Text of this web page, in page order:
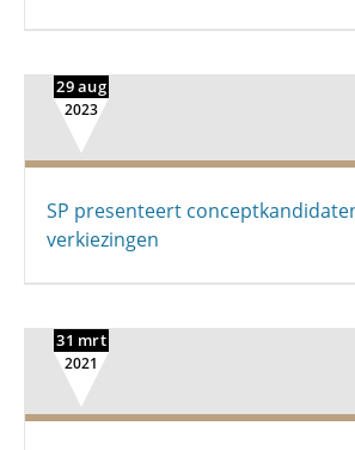
29 aug
2023
SP presenteert
verkiezingen
31 mrt
2021